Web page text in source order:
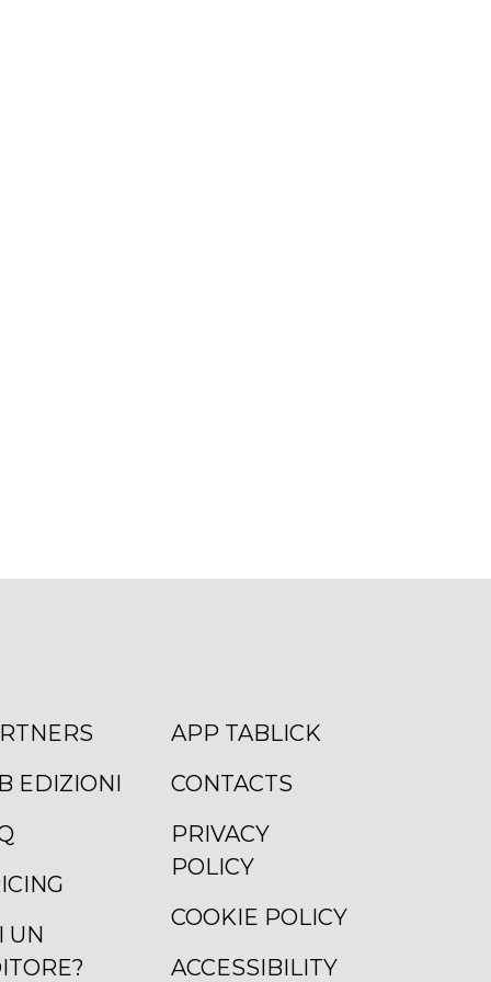
APP TABLICK
CONTACTS
PRIVACY
POLICY
COOKIE POLICY
ACCESSIBILITY
EDIZIONI
UN